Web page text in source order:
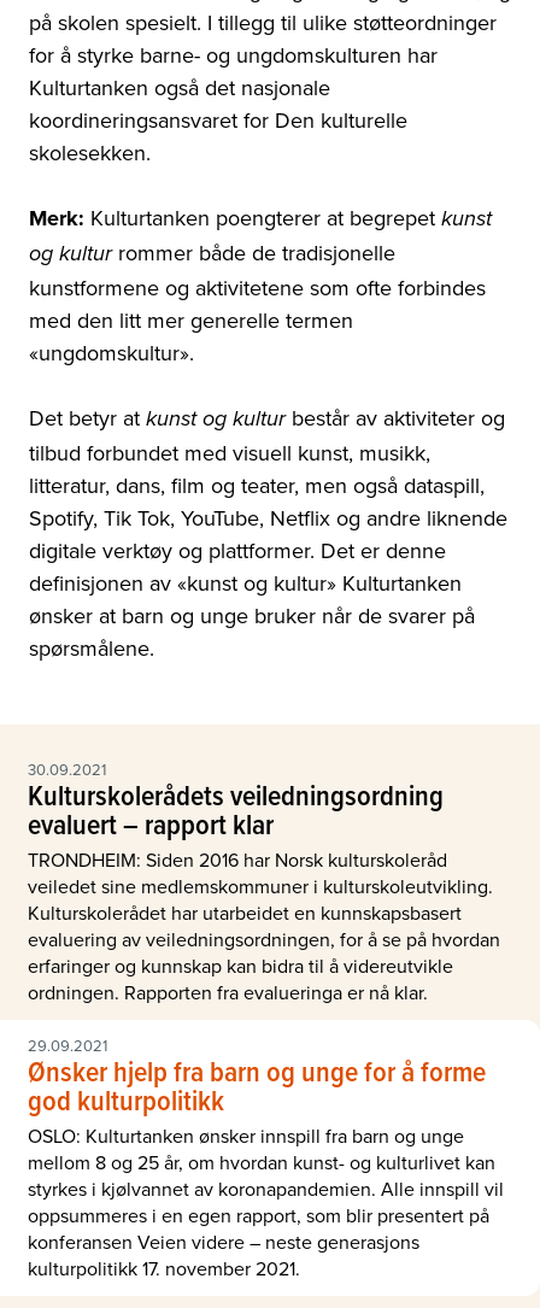
på skolen spesielt. I tillegg til ulike støtteordninger
for å styrke barne- og ungdomskulturen har
Kulturtanken også det nasjonale
koordineringsansvaret for Den kulturelle
skolesekken.
Merk: Kulturtanken poengterer at begrepet kunst
og kulturrommer både de tradisjonelle
kunstformene og aktivitetene som ofte forbindes
med den litt mer generelle termen
«ungdomskultur».
Det betyr at kunst og kulturbestår av aktiviteter og
tilbud forbundet med visuell kunst, musikk,
litteratur, dans, film og teater, men også dataspill,
Spotify, Tik Tok, YouTube, Netflix og andre liknende
digitale verktøy og plattformer. Det er denne
definisjonen av «kunst og kultur» Kulturtanken
ønsker at barn og unge bruker når de svarer på
spørsmålene.
30.09.2021
Kulturskolerådets veiledningsordning
evaluert – rapport klar
TRONDHEIM: Siden 2016 har Norsk kulturskoleråd
veiledet sine medlemskommuner i kulturskoleutvikling.
Kulturskolerådet har utarbeidet en kunnskapsbasert
evaluering av veiledningsordningen, for å se på hvordan
erfaringer og kunnskap kan bidra til å videreutvikle
ordningen. Rapporten fra evalueringa er nå klar.
29.09.2021
Ønsker hjelp fra barn og unge for å forme
god kulturpolitikk
OSLO: Kulturtanken ønsker innspill fra barn og unge
mellom 8 og 25 år, om hvordan kunst- og kulturlivet kan
styrkes i kjølvannet av koronapandemien. Alle innspill vil
oppsummeres i en egen rapport, som blir presentert på
konferansen Veien videre – neste generasjons
kulturpolitikk 17. november 2021.